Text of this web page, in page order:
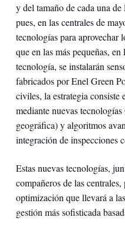
y del tamaño de cada una
pues, en las centrales de
tecnologías para aprovechar
que en las más pequeñas,
tecnología, se instalarán
fabricados por Enel Green
civiles, la estrategia consiste
mediante nuevas
geográfica) y algoritmos
integración de inspecciones
Estas nuevas tecnologías,
compañeros de las
optimización que llevará a
gestión más sofisticada